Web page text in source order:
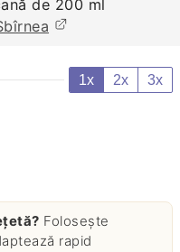
de 200 ml
1x 2x 3x
Folosește
rapid